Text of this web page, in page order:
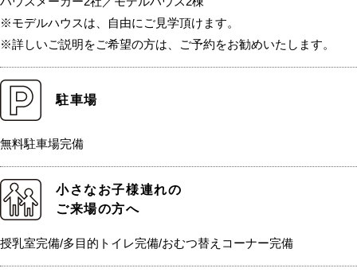
※モデルハウスは、自由にご見学頂けます。
※詳しいご説明をご希望の方は、ご予約をお勧めいたします。
駐車場
無料駐車場完備
小さなお子様連れの
ご来場の方へ
授乳室完備/多目的トイレ完備/おむつ替えコーナー完備